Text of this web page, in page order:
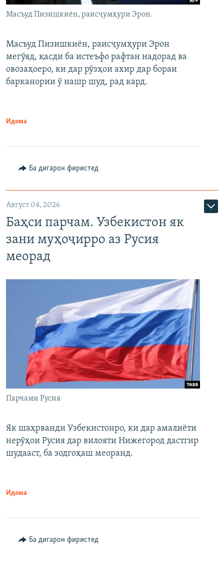
Масъуд Пизишкиён, раисҷумҳури Эрон.
Масъуд Пизишкиён, раисҷумҳури Эрон
мегӯяд, қасди ба истеъфо рафтан надорад ва
овозаҳоеро, ки дар рӯзҳои ахир дар бораи
барканории ӯ нашр шуд, рад кард.
Идома
Ба дигарон фиристед
Август 04, 2026
Баҳси парчам. Узбекистон як
зани муҳоҷирро аз Русия
меорад
Парчами Русия
Як шаҳрванди Узбекистонро, ки дар амалиёти
нерӯҳои Русия дар вилояти Нижегород дастгир
шудааст, ба зодгоҳаш меоранд.
Идома
Ба дигарон фиристед